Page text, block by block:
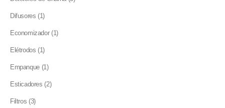
Difusores 11
Economizador 11
Elétrodos 11
Empanque 11
Esticadores 22
Filtros 33